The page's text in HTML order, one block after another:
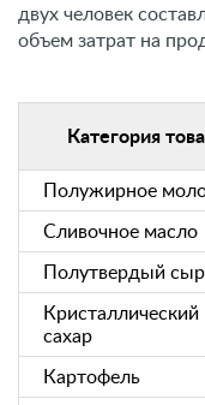
двух человек
объем затрат на
Категория
Полужирное
Сливочное масло
Полутвердый сыр
Кристаллический
сахар
Картофель